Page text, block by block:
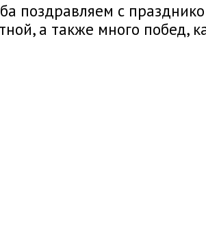
поздравляем с
а также много побед,